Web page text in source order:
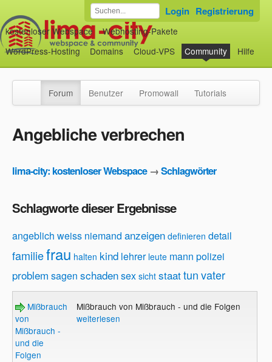
kostenloser Webspace
Webhosting-Pakete
WordPress-Hosting
Domains Cloud-VPS Community Hilfe
Login Registrierung
Forum Benutzer Promowall Tutorials
Angebliche verbrechen
lima-city: kostenloser Webspace→Schlagwörter
Schlagworte dieser Ergebnisse
angeblich weiss niemand anzeigen definieren detail
familiefrau halten kind lehrer leute mann polizei
problem sagen schadensex sicht staattunvater
Mißbrauch
von
Mißbrauch -
und die
Folgen
Mißbrauch von Mißbrauch - und die Folgen
weiterlesen